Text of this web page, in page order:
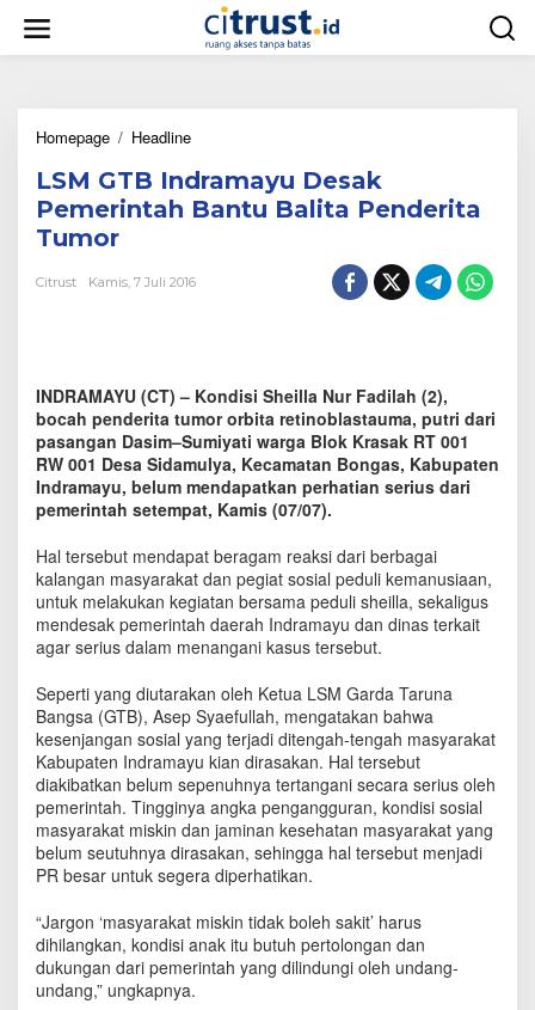
w
Homepage / Headline
M
G
T
n
a
y
u
D
e
s
a
P
e
m
e
r
n
a
h
B
a
n
t
u
B
i
t
a
LSM GTB Indramayu Desak
Pemerintah Bantu Balita Penderita
Tumor
Citrust Kamis, 7 Juli 2016
INDRAMAYU (CT) – Kondisi Sheilla Nur Fadilah (2),
bocah penderita tumor orbita retinoblastauma, putri dari
pasangan Dasim–Sumiyati warga Blok Krasak RT 001
RW 001 Desa Sidamulya, Kecamatan Bongas, Kabupaten
Indramayu, belum mendapatkan perhatian serius dari
pemerintah setempat, Kamis (07/07).
Hal tersebut mendapat beragam reaksi dari berbagai
kalangan masyarakat dan pegiat sosial peduli kemanusiaan,
untuk melakukan kegiatan bersama peduli sheilla, sekaligus
mendesak pemerintah daerah Indramayu dan dinas terkait
agar serius dalam menangani kasus tersebut.
Seperti yang diutarakan oleh Ketua LSM Garda Taruna
Bangsa (GTB), Asep Syaefullah, mengatakan bahwa
kesenjangan sosial yang terjadi ditengah-tengah masyarakat
Kabupaten Indramayu kian dirasakan. Hal tersebut
diakibatkan belum sepenuhnya tertangani secara serius oleh
pemerintah. Tingginya angka pengangguran, kondisi sosial
masyarakat miskin dan jaminan kesehatan masyarakat yang
belum seutuhnya dirasakan, sehingga hal tersebut menjadi
PR besar untuk segera diperhatikan.
“Jargon ‘masyarakat miskin tidak boleh sakit’ harus
dihilangkan, kondisi anak itu butuh pertolongan dan
dukungan dari pemerintah yang dilindungi oleh undang-
undang,” ungkapnya.